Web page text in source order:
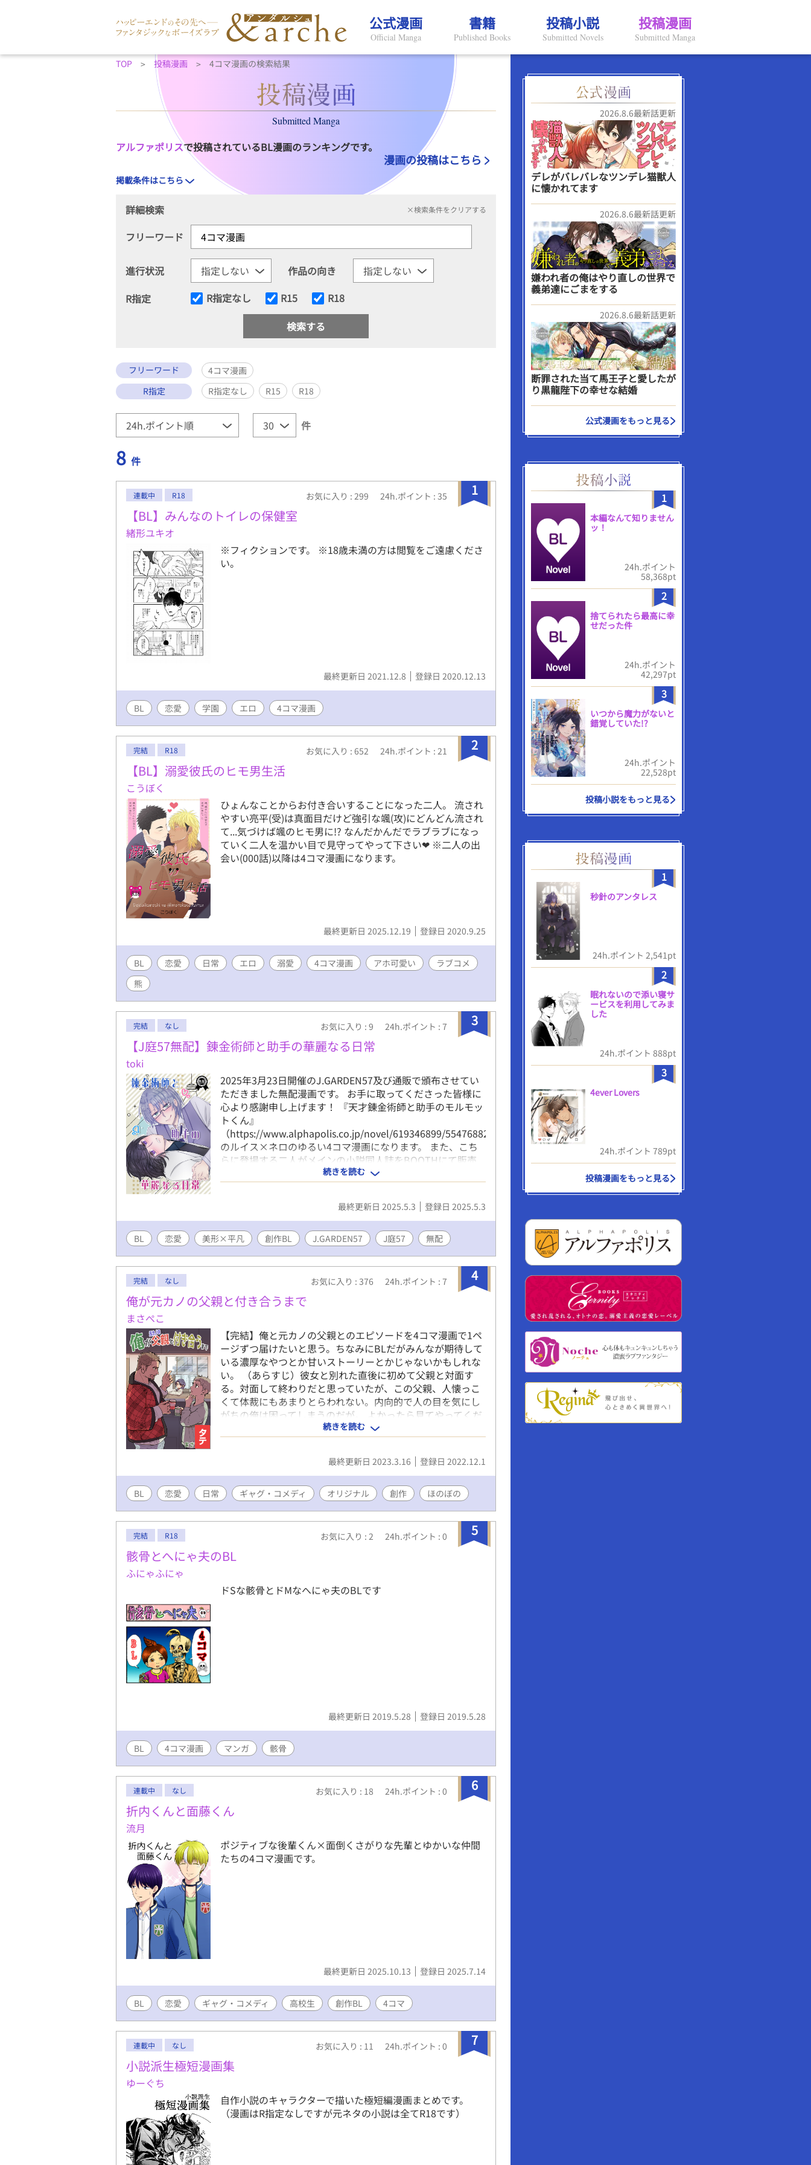
公式漫画
Official Manga
書籍
Published Books
投稿小説
Submitted Novels
投稿漫画
Submitted Manga
TOP 投稿漫画 4コマ漫画の検索結果
Submitted Manga
アルファポリスで投稿されているBL漫画のランキングです。
漫画の投稿はこちら
掲載条件はこちら
詳細検索 ×検索条件をクリアする
フリーワード
進行状況
作品の向き
R指定
R指定なし R15 R18
フリーワード
4コマ漫画
R指定
R指定なし R15 R18
件
8 件
1
連載中 R18 お気に入り : 299 24h.ポイント : 35
【BL】みんなのトイレの保健室
緒形ユキオ
※フィクションです。 ※18歳未満の方は閲覧をご遠慮くださ
い。
最終更新日 2021.12.8 登録日 2020.12.13
BL 恋愛 学園 エロ 4コマ漫画
2
完結 R18 お気に入り : 652 24h.ポイント : 21
【BL】溺愛彼氏のヒモ男生活
こうぼく
ひょんなことからお付き合いすることになった二人。 流され
やすい亮平(受)は真面目だけど強引な颯(攻)にどんどん流され
て...気づけば颯のヒモ男に!? なんだかんだでラブラブになっ
ていく二人を温かい目で見守ってやって下さい❤ ※二人の出
会い(000話)以降は4コマ漫画になります。
最終更新日 2025.12.19 登録日 2020.9.25
BL 恋愛 日常 エロ 溺愛 4コマ漫画 アホ可愛い
ラブコメ
熊
3
完結 なし お気に入り : 9 24h.ポイント : 7
【J庭57無配】錬金術師と助手の華麗なる日常
toki
2025年3月23日開催のJ.GARDEN57及び通販で頒布させてい
ただきました無配漫画です。 お手に取ってくださった皆様に
心より感謝申し上げます！ 『天才錬金術師と助手のモルモッ
トくん』
（https://www.alphapolis.co.jp/novel/619346899/554768826）
のルイス×ネロのゆるい4コマ漫画になります。 また、こち
らに登場する二人がメインの小説同人誌をBOOTHにて販売
中です。（BOOTHリンクはプロフィールにあります） もし
よろしければ感想などいただけましたら大変励みになります
✿ 感想(匿名)➡ https://odaibako.net/u/toki_doki_
Wavebox➡ https://wavebox.me/wave/ep1iheg0yazmlpvu/
pixivに表紙イラストの完全版を掲載していただいております
🌸 描き下ろしの背景ありverほか、ルイスの眼鏡差分や媚薬
飲ませシチュ差分なども含めた超豪華版となっておりますの
で、ぜひご覧くださいませ…！
▶︎https://www.pixiv.net/artworks/129218910
続きを読む
最終更新日 2025.5.3 登録日 2025.5.3
BL 恋愛 美形×平凡 創作BL J.GARDEN57 J庭57 無配
4
完結 なし お気に入り : 376 24h.ポイント : 7
俺が元カノの父親と付き合うまで
まさぺこ
【完結】俺と元カノの父親とのエピソードを4コマ漫画で1ペ
ージずつ届けたいと思う。ちなみにBLだがみんなが期待して
いる濃厚なやつとか甘いストーリーとかじゃないかもしれな
い。 （あらすじ）彼女と別れた直後に初めて父親と対面す
る。対面して終わりだと思っていたが、この父親、人懐っこ
くて体裁にもあまりとらわれない。内向的で人の目を気にし
がちの俺は困ってしまうのだが。 よかったら見てやってくだ
続きを読む
最終更新日 2023.3.16 登録日 2022.12.1
BL 恋愛 日常 ギャグ・コメディ オリジナル 創作 ほのぼの
5
完結 R18 お気に入り : 2 24h.ポイント : 0
骸骨とへにゃ夫のBL
ふにゃふにゃ
ドSな骸骨とドMなへにゃ夫のBLです
最終更新日 2019.5.28 登録日 2019.5.28
BL 4コマ漫画 マンガ 骸骨
6
連載中 なし お気に入り : 18 24h.ポイント : 0
折内くんと面藤くん
流月
ポジティブな後輩くん×面倒くさがりな先輩とゆかいな仲間
たちの4コマ漫画です。
最終更新日 2025.10.13 登録日 2025.7.14
BL 恋愛 ギャグ・コメディ 高校生 創作BL 4コマ
7
連載中 なし お気に入り : 11 24h.ポイント : 0
小説派生極短漫画集
ゆーぐち
自作小説のキャラクターで描いた極短編漫画まとめです。
（漫画はR指定なしですが元ネタの小説は全てR18です）
2026.8.6最新話更新
デレがバレバレなツンデレ猫獣人
に懐かれてます
2026.8.6最新話更新
嫌われ者の俺はやり直しの世界で
義弟達にごまをする
2026.8.6最新話更新
断罪された当て馬王子と愛したが
り黒龍陛下の幸せな結婚
公式漫画をもっと見る
1
本編なんて知りません
ッ！
24h.ポイント
58,368pt
2
捨てられたら最高に幸
せだった件
24h.ポイント
42,297pt
3
いつから魔力がないと
錯覚していた!?
24h.ポイント
22,528pt
投稿小説をもっと見る
1
秒針のアンタレス
24h.ポイント 2,541pt
2
眠れないので添い寝サ
ービスを利用してみま
した
24h.ポイント 888pt
3
4ever Lovers
24h.ポイント 789pt
投稿漫画をもっと見る